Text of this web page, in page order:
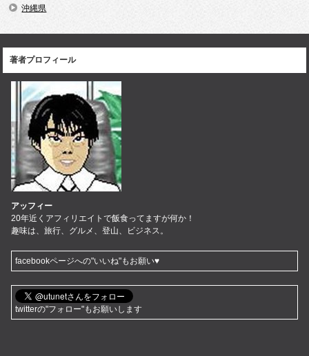
沖縄県
著者プロフィール
アッフィー
20年近くアフィリエイトで飯食ってますが何か！
趣味は、旅行、グルメ、登山、ビジネス。
facebookページへの"いいね"もお願い♥
twitterの"フォロー"もお願いします